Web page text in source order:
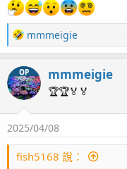
大年初一
仔細看看自己
R
e
c
t
i
o
n
：
mmmeigie
OP mmmeigie
🏆🏆🏅🏅
2025/04/08
fish5168 說：